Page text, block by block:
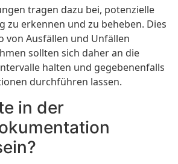
tragen dazu bei, potenzielle
zu erkennen und zu beheben. Dies
von Ausfällen und Unfällen
sollten sich daher an die
halten und gegebenenfalls
durchführen lassen.
in der